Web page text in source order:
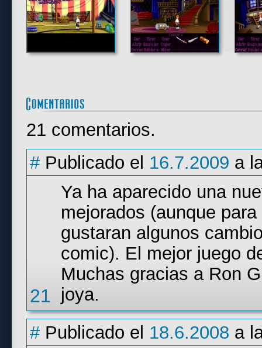
21 comentarios.
21
# Publicado el 16.7.2009 a
Ya ha aparecido una
mejorados (aunque
gustaran algunos
comic). El mejor juego
Muchas gracias a Ron
joya.
# Publicado el 18.6.2008 a